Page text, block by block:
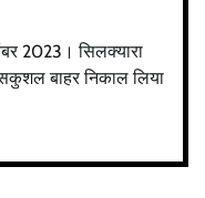
2023। सिलक्यारा
बाहर निकाल लिया